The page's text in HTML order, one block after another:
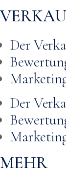
Der
Der
MEHR